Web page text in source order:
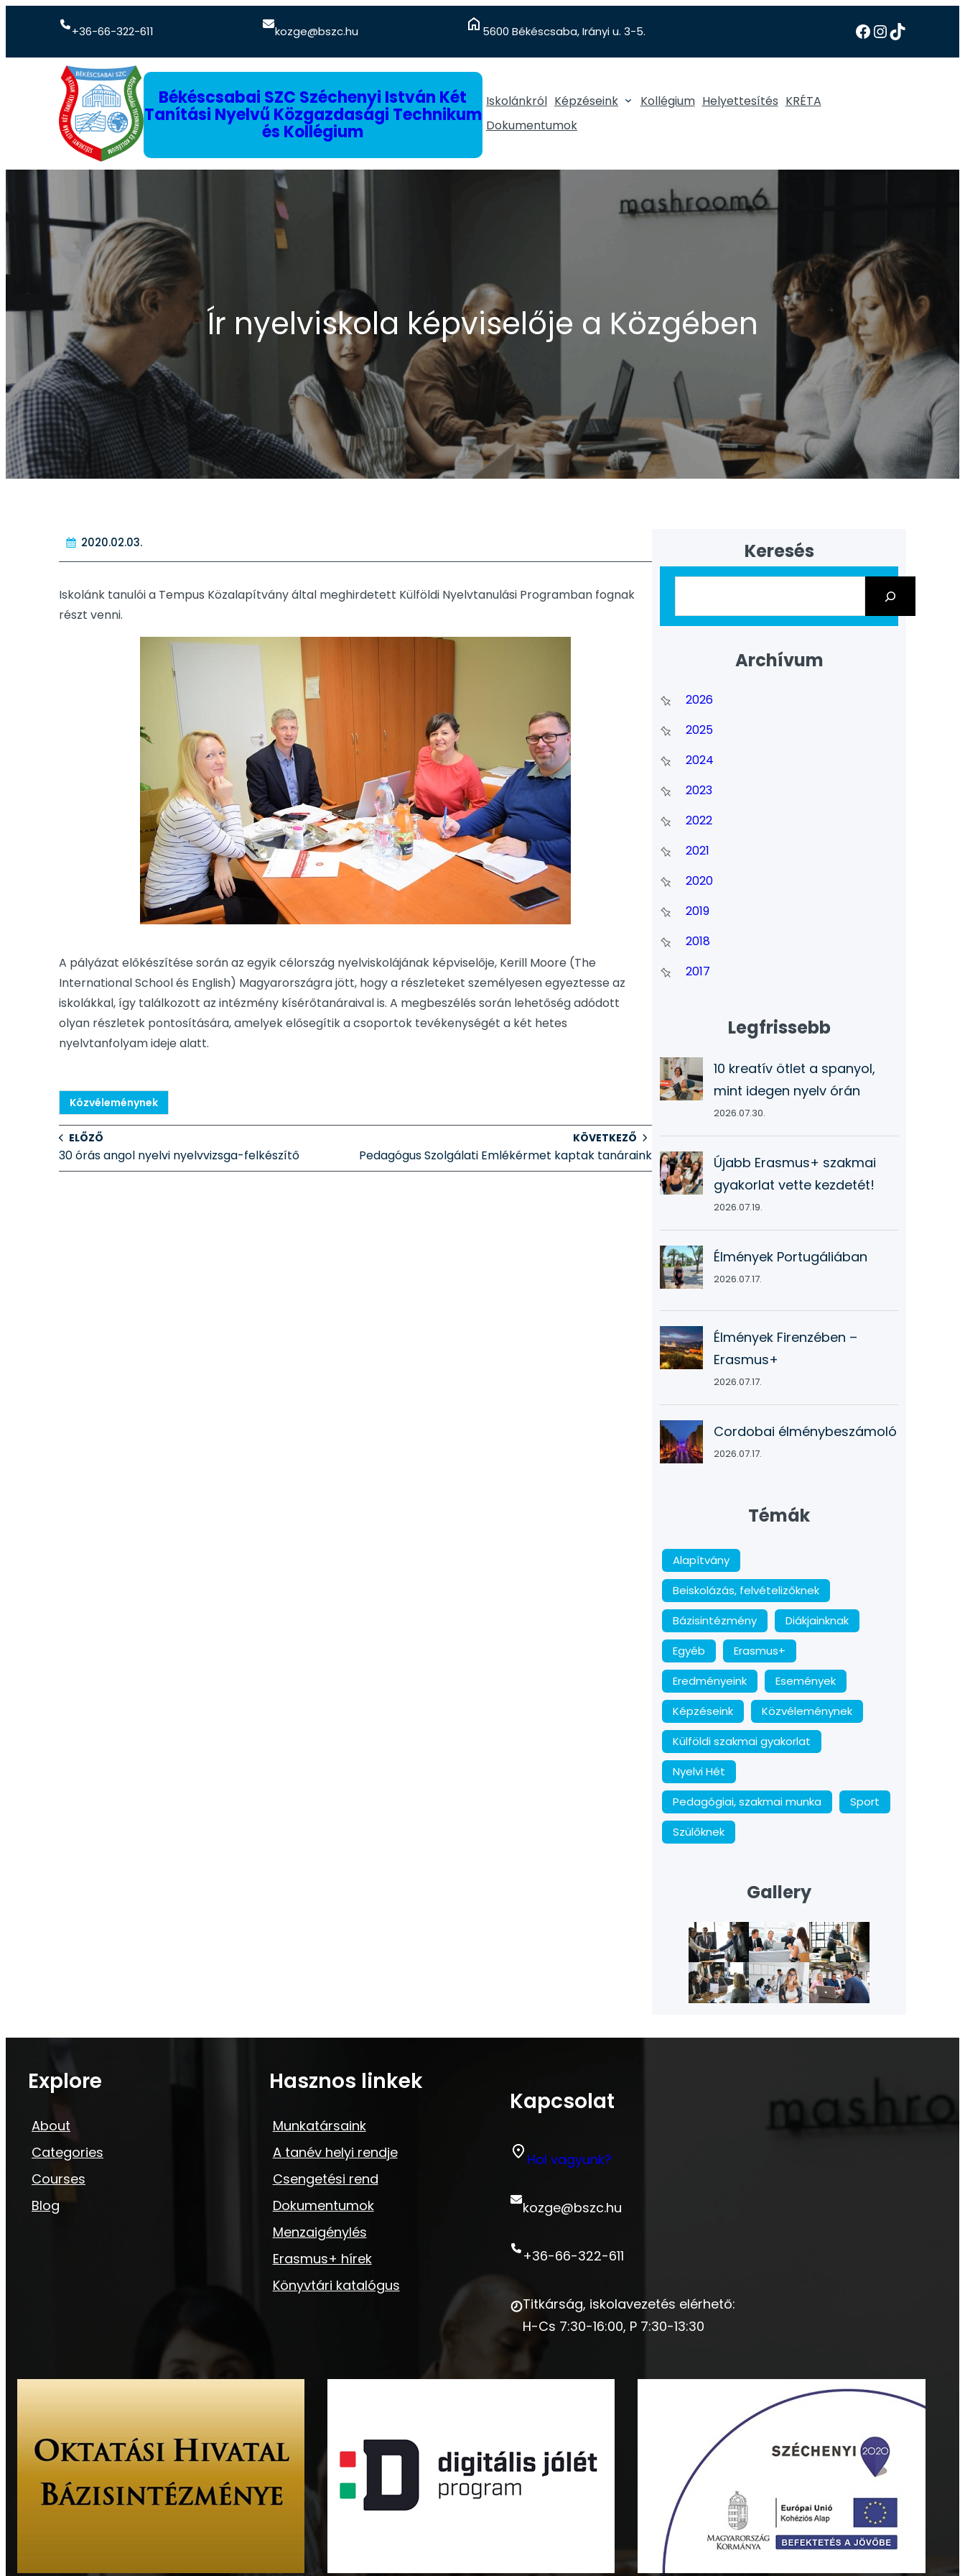
+36-66-322-611 kozge@bszc.hu 5600 Békéscsaba, Irányi u. 3-5.
Békéscsabai SZC Széchenyi István Két
Tanítási Nyelvű Közgazdasági Technikum
és Kollégium
Iskolánkról Képzéseink Kollégium Helyettesítés KRÉTA
Dokumentumok
Ír nyelviskola képviselője a Közgében
2020.02.03.
Iskolánk tanulói a Tempus Közalapítvány által meghirdetett Külföldi Nyelvtanulási Programban fognak
részt venni.
A pályázat előkészítése során az egyik célország nyelviskolájának képviselője, Kerill Moore (The
International School és English) Magyarországra jött, hogy a részleteket személyesen egyeztesse az
iskolákkal, így találkozott az intézmény kísérőtanáraival is. A megbeszélés során lehetőség adódott
olyan részletek pontosítására, amelyek elősegítik a csoportok tevékenységét a két hetes
nyelvtanfolyam ideje alatt.
Közvéleménynek
ELŐZŐ
30 órás angol nyelvi nyelvvizsga-felkészítő
KÖVETKEZŐ
Pedagógus Szolgálati Emlékérmet kaptak tanáraink
Keresés
Archívum
2026
2025
2024
2023
2022
2021
2020
2019
2018
2017
Legfrissebb
10 kreatív ötlet a spanyol,
mint idegen nyelv órán
2026.07.30.
Újabb Erasmus+ szakmai
gyakorlat vette kezdetét!
2026.07.19.
Élmények Portugáliában
2026.07.17.
Élmények Firenzében –
Erasmus+
2026.07.17.
Cordobai élménybeszámoló
2026.07.17.
Témák
Alapítvány
Beiskolázás, felvételizőknek
Bázisintézmény
Diákjainknak
Egyéb
Erasmus+
Eredményeink
Események
Képzéseink
Közvéleménynek
Külföldi szakmai gyakorlat
Nyelvi Hét
Pedagógiai, szakmai munka
Sport
Szülőknek
Gallery
Explore
About
Categories
Courses
Blog
Hasznos linkek
Munkatársaink
A tanév helyi rendje
Csengetési rend
Dokumentumok
Menzaigénylés
Erasmus+ hírek
Könyvtári katalógus
Kapcsolat
Hol vagyunk?
kozge@bszc.hu
+36-66-322-611
Titkárság, iskolavezetés elérhető:
H-Cs 7:30-16:00, P 7:30-13:30